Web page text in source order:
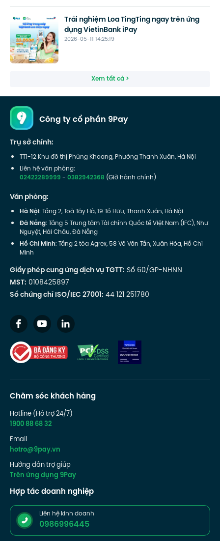
2026-05-11 14:25:19
Trải nghiệm Loa TingTing ngay trên ứng
dụng VietinBank iPay
Xem tất cả >
Công ty cổ phần 9Pay
Trụ sở chính:
TT1-12 Khu đô thị Phùng Khoang, Phường Thanh Xuân, Hà Nội
Liên hệ văn phòng:
02422289999-0382942368 (Giờ hành chính)
Văn phòng:
Hà Nội: Tầng 2, Toà Tây Hà, 19 Tố Hữu, Thanh Xuân, Hà Nội
Đà Nẵng: Tầng 5 Trung tâm Tài chính Quốc tế Việt Nam (IFC), Như
Nguyệt, Hải Châu, Đà Nẵng
Hồ Chí Minh: Tầng 2 tòa Agrex, 58 Võ Văn Tần, Xuân Hòa, Hồ Chí
Minh
Giấy phép cung ứng dịch vụ TGTT: Số 60/GP-NHNN
MST: 0108425897
Số chứng chỉ ISO/IEC 27001: 44 121 251780
Chăm sóc khách hàng
Hotline (Hỗ trợ 24/7)
1900 88 68 32
Email
hotro@9pay.vn
Hướng dẫn trợ giúp
Trên ứng dụng 9Pay
Hợp tác doanh nghiệp
Liên hệ kinh doanh
0986996445